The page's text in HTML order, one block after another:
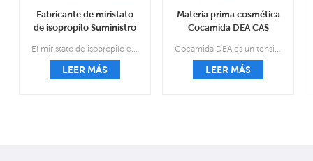
Fabricante de miristato
de isopropilo Suministro
LEER MÁS
Materia prima cosmética
Cocamida DEA CAS
LEER MÁS